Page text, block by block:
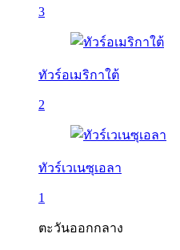
3
ทัวร์อเมริกาใต้
2
ทัวร์เวเนซุเอลา
1
ตะวันออกกลาง